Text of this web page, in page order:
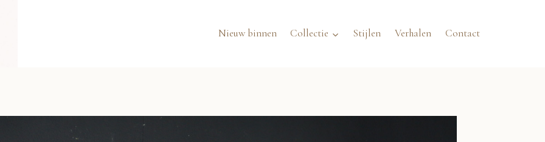
Nieuw binnen Collectie Stijlen Verhalen Contact